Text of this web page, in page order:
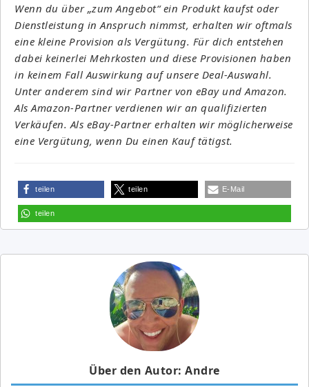
Wenn du über „zum Angebot“ ein Produkt kaufst oder
Dienstleistung in Anspruch nimmst, erhalten wir oftmals
eine kleine Provision als Vergütung. Für dich entstehen
dabei keinerlei Mehrkosten und diese Provisionen haben
in keinem Fall Auswirkung auf unsere Deal-Auswahl.
Unter anderem sind wir Partner von eBay und Amazon.
Als Amazon-Partner verdienen wir an qualifizierten
Verkäufen. Als eBay-Partner erhalten wir möglicherweise
eine Vergütung, wenn Du einen Kauf tätigst.
teilen teilen E-Mail
teilen
Über den Autor: Andre